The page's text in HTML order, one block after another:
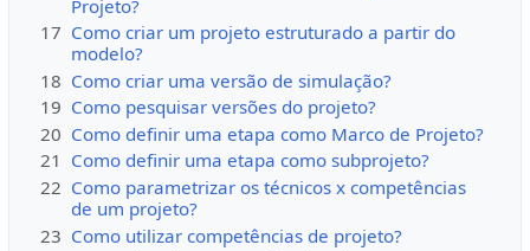
Projeto?
17 Como criar um projeto estruturado a partir do
modelo?
18 Como criar uma versão de simulação?
19 Como pesquisar versões do projeto?
20 Como definir uma etapa como Marco de Projeto?
21 Como definir uma etapa como subprojeto?
22 Como parametrizar os técnicos x competências
de um projeto?
23 Como utilizar competências de projeto?